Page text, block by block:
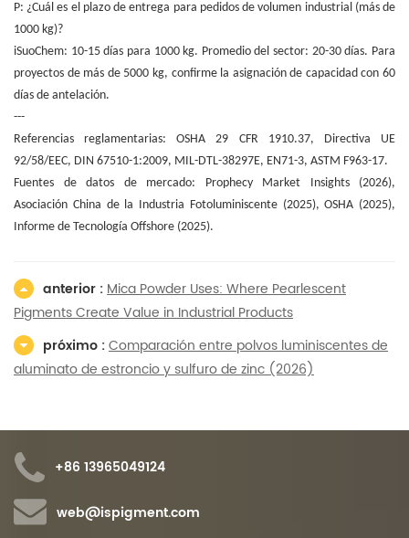
P: ¿Cuál es el plazo de entrega para pedidos de volumen industrial (más de
1000 kg)?
iSuoChem: 10-15 días para 1000 kg. Promedio del sector: 20-30 días. Para
proyectos de más de 5000 kg, confirme la asignación de capacidad con 60
días de antelación.
---
Referencias reglamentarias: OSHA 29 CFR 1910.37, Directiva UE
92/58/EEC, DIN 67510-1:2009, MIL-DTL-38297E, EN71-3, ASTM F963-17.
Fuentes de datos de mercado: Prophecy Market Insights (2026),
Asociación China de la Industria Fotoluminiscente (2025), OSHA (2025),
Informe de Tecnología Offshore (2025).
anterior :Mica Powder Uses: Where Pearlescent
Pigments Create Value in Industrial Products
próximo :Comparación entre polvos luminiscentes de
aluminato de estroncio y sulfuro de zinc (2026)
+86 13965049124
web@ispigment.com